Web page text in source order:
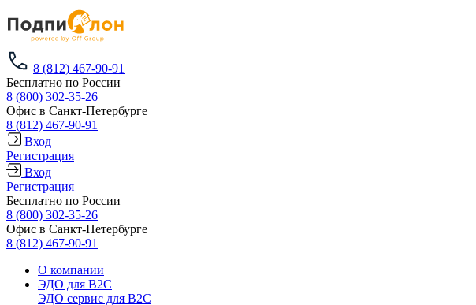
8 (812) 467-90-91
Бесплатно по России
8 (800) 302-35-26
Офис в Санкт-Петербурге
8 (812) 467-90-91
Вход
Регистрация
Вход
Регистрация
Бесплатно по России
8 (800) 302-35-26
Офис в Санкт-Петербурге
8 (812) 467-90-91
О компании
ЭДО для B2C
ЭДО сервис для B2C